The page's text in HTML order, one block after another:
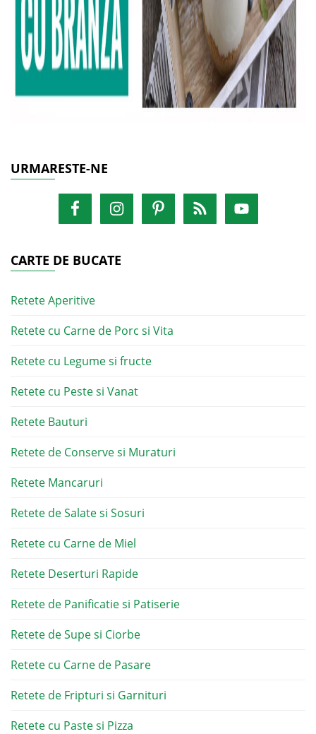
URMARESTE-NE
CARTE DE BUCATE
Retete Aperitive
Retete cu Carne de Porc si Vita
Retete cu Legume si fructe
Retete cu Peste si Vanat
Retete Bauturi
Retete de Conserve si Muraturi
Retete Mancaruri
Retete de Salate si Sosuri
Retete cu Carne de Miel
Retete Deserturi Rapide
Retete de Panificatie si Patiserie
Retete de Supe si Ciorbe
Retete cu Carne de Pasare
Retete de Fripturi si Garnituri
Retete cu Paste si Pizza